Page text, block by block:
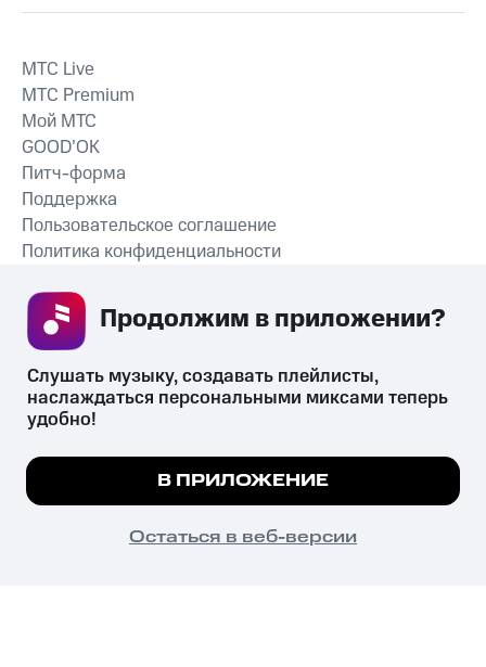
СКАЧАТЬ ПРИЛОЖЕНИЕ
MTС Live
MTС Premium
Мой МТС
GOOD’OK
Питч-форма
Поддержка
Пользовательское соглашение
Политика конфиденциальности
психотропных веществ, их аналогов причиняет вред здоровью,
их незаконный оборот запрещён и влечёт установленную
законодательством ответственность.
© 2026 ООО «КИОН».
Все права защищены
Мы используем куки, чтобы на сайте все
Подробнее
ПОНЯТНО
Слушать музыку, создавать плейлисты,
наслаждаться персональными миксами теперь
удобно!
В ПРИЛОЖЕНИЕ
Остаться в веб-версии